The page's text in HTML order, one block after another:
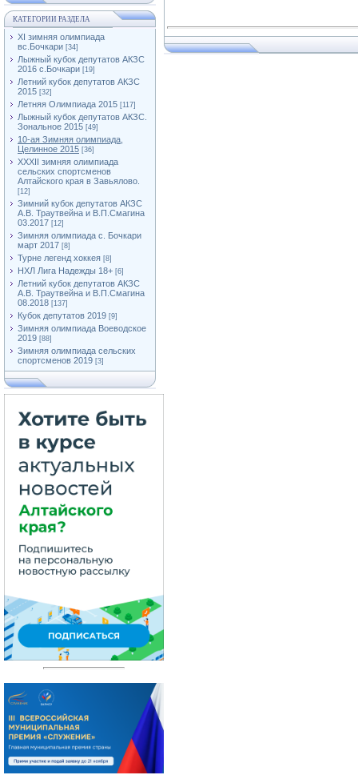
КАТЕГОРИИ РАЗДЕЛА
XI зимняя олимпиада
вс.Бочкари [34]
Лыжный кубок депутатов АКЗС
2016 с.Бочкари [19]
Летний кубок депутатов АКЗС
2015 [32]
Летняя Олимпиада 2015 [117]
Лыжный кубок депутатов АКЗС.
Зональное 2015 [49]
10-ая Зимняя олимпиада,
Целинное 2015 [36]
XXXII зимняя олимпиада
сельских спортсменов
Алтайского края в Завьялово.
[12]
Зимний кубок депутатов АКЗС
А.В. Траутвейна и В.П.Смагина
03.2017 [12]
Зимняя олимпиада с. Бочкари
март 2017 [8]
Турне легенд хоккея [8]
НХЛ Лига Надежды 18+ [6]
Летний кубок депутатов АКЗС
А.В. Траутвейна и В.П.Смагина
08.2018 [137]
Кубок депутатов 2019 [9]
Зимняя олимпиада Воеводское
2019 [88]
Зимняя олимпиада сельских
спортсменов 2019 [3]